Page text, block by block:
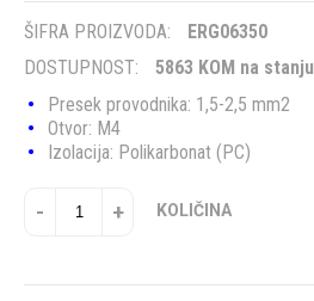
ŠIFRA PROIZVODA:
ERG06350
DOSTUPNOST:
5863 KOM na stanju
Presek provodnika: 1,5-2,5 mm2
Otvor: M4
Izolacija: Polikarbonat (PC)
- + KOLIČINA